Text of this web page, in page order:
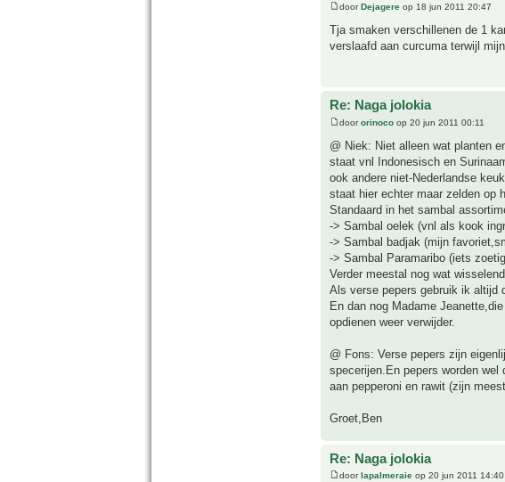
doorDejagere op 18 jun 2011 20:47
Tja smaken verschillenen de 1
verslaafd aan curcuma terwijl
Re: Naga jolokia
doororinoco op 20 jun 2011 00:11
@ Niek: Niet alleen wat planten
staat vnl Indonesisch en
ook andere niet-Nederlandse
staat hier echter maar zelden op
Standaard in het sambal
-> Sambal oelek (vnl als kook
-> Sambal badjak (mijn
-> Sambal Paramaribo (iets
Verder meestal nog wat
Als verse pepers gebruik ik altijd
En dan nog Madame
opdienen weer verwijder.
@ Fons: Verse pepers zijn
specerijen.En pepers worden
aan pepperoni en rawit (zijn
Groet,Ben
Re: Naga jolokia
doorlapalmeraie op 20 jun 2011 14:40